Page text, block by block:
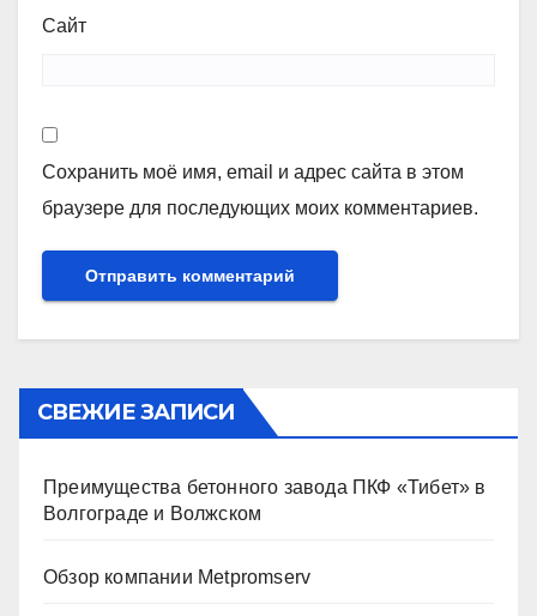
Сайт
Сохранить моё имя, email и адрес сайта в этом
браузере для последующих моих комментариев.
СВЕЖИЕ ЗАПИСИ
Преимущества бетонного завода ПКФ «Тибет» в
Волгограде и Волжском
Обзор компании Metpromserv